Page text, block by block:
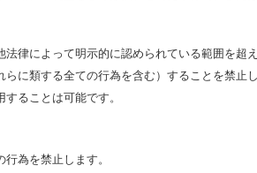
法律によって明示的に認められている範囲を
らに類する全ての行為を含む）することを禁
することは可能です。
為を禁止します。